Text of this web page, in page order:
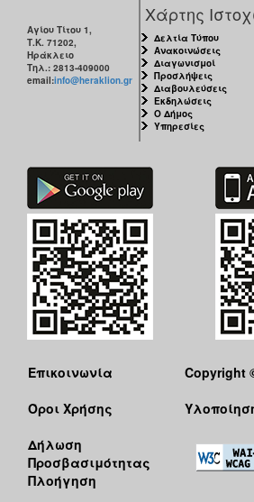
Αγίου Τίτου 1,
Τ.Κ. 71202,
Ηράκλειο
Τηλ.: 2813-409000
email:info@heraklion.gr
Χάρτης
Δελτία Τύπου
Ανακοινώσεις
Διαγωνισμοί
Προσλήψεις
Διαβουλεύσεις
Εκδηλώσεις
Ο Δήμος
Υπηρεσίες
Επικοινωνία
Όροι Χρήσης
Δήλωση
Προσβασιμότητας
Πλοήγηση
Copyright